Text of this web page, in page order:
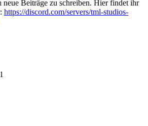
neue Beiträge zu schreiben. Hier findet ihr
https://discord.com/servers/tml-studios-